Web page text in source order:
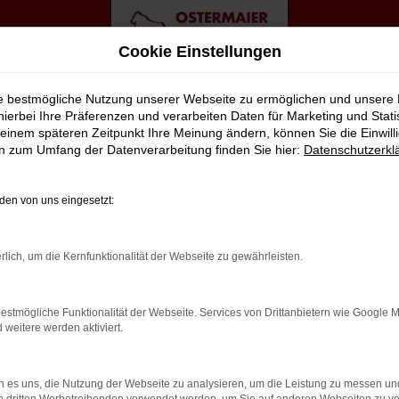
Top Angebote
ALTERNATIVE FÜR
Berlin fahren? Zu teuer? Von wegen, denn wir von der
nach Berlin oder an einen anderen Ort in der
Service. Hierzu gehört in vollem Umfang auch die
wir unseren Beruf mit Leidenschaft aus – und das Tag für Tag.
Cookie Einstellungen
bestmögliche Nutzung unserer Webseite zu ermöglichen und unsere
Ihre Präferenzen und verarbeiten Daten für Marketing und
späteren Zeitpunkt Ihre Meinung ändern, können Sie die
zum Umfang der Datenverarbeitung finden Sie hier:
von uns eingesetzt:
um die Kernfunktionalität der Webseite zu gewährleisten.
Funktionalität der Webseite. Services von Drittanbietern wie Google
weitere werden aktiviert.
es uns, die Nutzung der Webseite zu analysieren, um die Leistung zu messen